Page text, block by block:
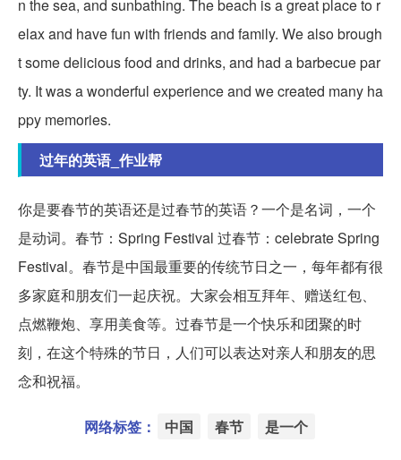
n the sea, and sunbathing. The beach is a great place to r
elax and have fun with friends and family. We also brough
t some delicious food and drinks, and had a barbecue par
ty. It was a wonderful experience and we created many ha
ppy memories.
过年的英语_作业帮
你是要春节的英语还是过春节的英语？一个是名词，一个
是动词。春节：Spring Festival 过春节：celebrate Spring
Festival。春节是中国最重要的传统节日之一，每年都有很
多家庭和朋友们一起庆祝。大家会相互拜年、赠送红包、
点燃鞭炮、享用美食等。过春节是一个快乐和团聚的时
刻，在这个特殊的节日，人们可以表达对亲人和朋友的思
念和祝福。
网络标签： 中国 春节 是一个